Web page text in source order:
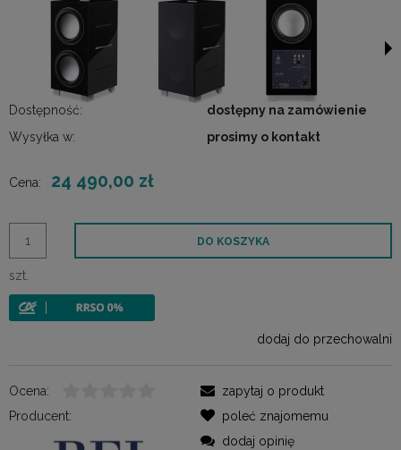
Dostępność:
dostępny na zamówienie
Wysyłka w:
prosimy o kontakt
Cena: 24 490,00 zł
szt.
DO KOSZYKA
dodaj do przechowalni
Ocena:
Producent:
zapytaj o produkt
poleć znajomemu
dodaj opinię